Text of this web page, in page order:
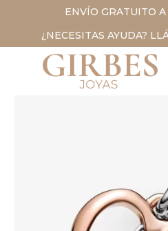
ENVÍO GRATUITO
¿NECESITAS AYUDA?